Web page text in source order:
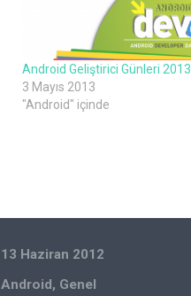
Android Geliştirici Günleri 2013
3 Mayıs 2013
"Android" içinde
13 Haziran 2012
Android, Genel